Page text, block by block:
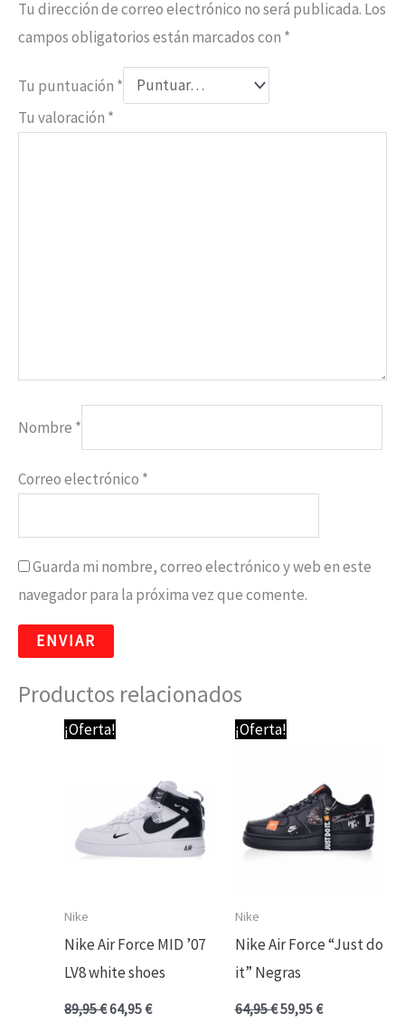
Tu dirección de correo electrónico no será publicada. Los
campos obligatorios están marcados con *
Tu puntuación *
Tu valoración *
Nombre *
Correo electrónico *
Guarda mi nombre, correo electrónico y web en este
navegador para la próxima vez que comente.
Productos relacionados
¡Oferta!
Nike
Nike Air Force MID ’07
LV8 white shoes
89,95€
El
precio
89,95 €.
64,95€
64,95 €.
¡Oferta!
Nike
Nike Air Force “Just do
it” Negras
64,95€
El
precio
64,95 €.
59,95€
59,95 €.